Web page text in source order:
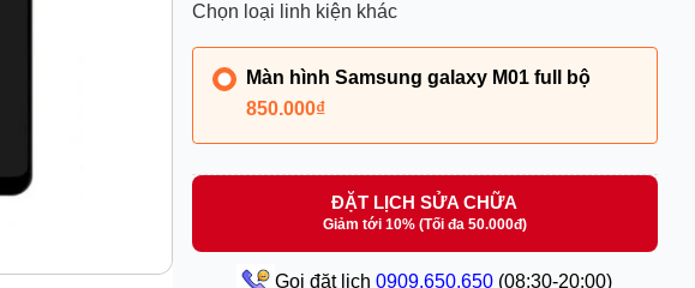
Chọn loại linh kiện khác
Màn hình Samsung galaxy M01 full bộ
850.000₫
ĐẶT LỊCH SỬA CHỮA
Giảm tới 10% (Tối đa 50.000đ)
Gọi đặt lịch0909.650.650 (08:30-20:00)